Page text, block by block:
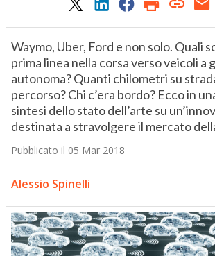
Waymo, Uber, Ford e non solo. Quali
prima linea nella corsa verso veicoli a
autonoma? Quanti chilometri su
percorso? Chi c’era bordo? Ecco in
sintesi dello stato dell’arte su
destinata a stravolgere il mercato
Pubblicato il 05 Mar 2018
Alessio Spinelli